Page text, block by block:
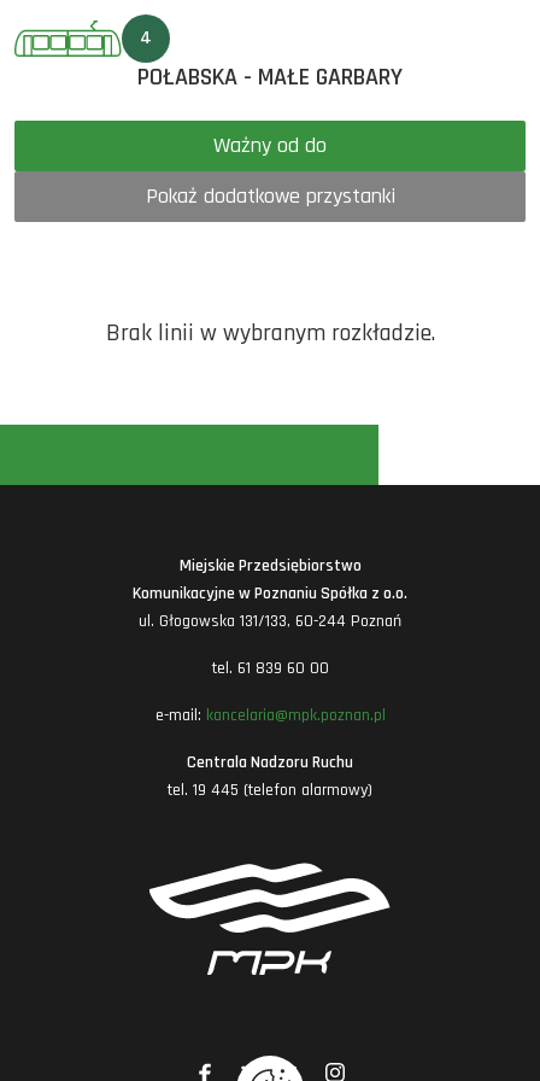
4
POŁABSKA - MAŁE GARBARY
Ważny od do
Pokaż dodatkowe przystanki
Brak linii w wybranym rozkładzie.
Miejskie Przedsiębiorstwo
Komunikacyjne w Poznaniu Spółka z o.o.
ul. Głogowska 131/133, 60-244 Poznań
tel. 61 839 60 00
e-mail: kancelaria@mpk.poznan.pl
Centrala Nadzoru Ruchu
tel. 19 445 (telefon alarmowy)